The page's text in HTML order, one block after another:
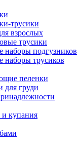
трусики
взрослых
трусики
наборы подгузников
наборы трусиков
пеленки
груди
и купания